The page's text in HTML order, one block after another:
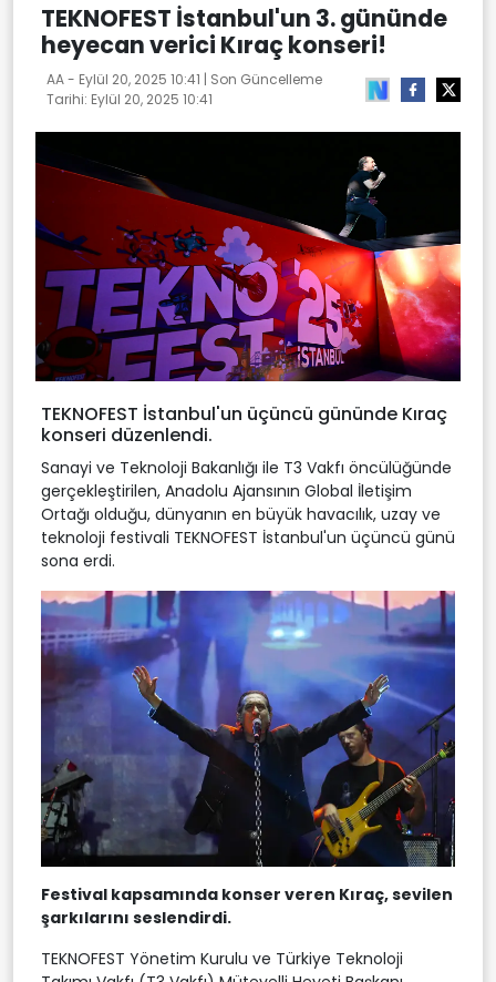
TEKNOFEST İstanbul'un 3. gününde
heyecan verici Kıraç konseri!
AA - Eylül 20, 2025 10:41 | Son Güncelleme
Tarihi: Eylül 20, 2025 10:41
TEKNOFEST İstanbul'un üçüncü gününde Kıraç
konseri düzenlendi.
Sanayi ve Teknoloji Bakanlığı ile T3 Vakfı öncülüğünde
gerçekleştirilen, Anadolu Ajansının Global İletişim
Ortağı olduğu, dünyanın en büyük havacılık, uzay ve
teknoloji festivali TEKNOFEST İstanbul'un üçüncü günü
sona erdi.
Festival kapsamında konser veren Kıraç, sevilen
şarkılarını seslendirdi.
TEKNOFEST Yönetim Kurulu ve Türkiye Teknoloji